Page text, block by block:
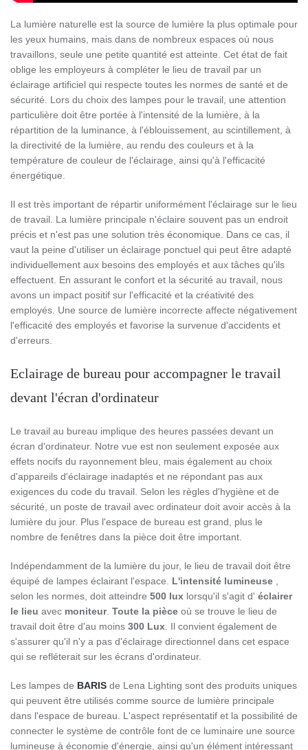
La lumière naturelle est la source de lumière la plus optimale pour
les yeux humains, mais dans de nombreux espaces où nous
travaillons, seule une petite quantité est atteinte. Cet état de fait
oblige les employeurs à compléter le lieu de travail par un
éclairage artificiel qui respecte toutes les normes de santé et de
sécurité. Lors du choix des lampes pour le travail, une attention
particulière doit être portée à l'intensité de la lumière, à la
répartition de la luminance, à l'éblouissement, au scintillement, à
la directivité de la lumière, au rendu des couleurs et à la
température de couleur de l'éclairage, ainsi qu'à l'efficacité
énergétique.
Il est très important de répartir uniformément l'éclairage sur le lieu
de travail. La lumière principale n'éclaire souvent pas un endroit
précis et n'est pas une solution très économique. Dans ce cas, il
vaut la peine d'utiliser un éclairage ponctuel qui peut être adapté
individuellement aux besoins des employés et aux tâches qu'ils
effectuent. En assurant le confort et la sécurité au travail, nous
avons un impact positif sur l'efficacité et la créativité des
employés. Une source de lumière incorrecte affecte négativement
l'efficacité des employés et favorise la survenue d'accidents et
d'erreurs.
Eclairage de bureau pour accompagner le travail
devant l'écran d'ordinateur
Le travail au bureau implique des heures passées devant un
écran d'ordinateur. Notre vue est non seulement exposée aux
effets nocifs du rayonnement bleu, mais également au choix
d'appareils d'éclairage inadaptés et ne répondant pas aux
exigences du code du travail. Selon les règles d'hygiène et de
sécurité, un poste de travail avec ordinateur doit avoir accès à la
lumière du jour. Plus l'espace de bureau est grand, plus le
nombre de fenêtres dans la pièce doit être important.
Indépendamment de la lumière du jour, le lieu de travail doit être
équipé de lampes éclairant l'espace. L'intensité lumineuse
selon les normes, doit atteindre 500 lux lorsqu'il s'agit d' éclairer
le lieu avec moniteur. Toute la pièce où se trouve le lieu de
travail doit être d'au moins 300 Lux . Il convient également de
s'assurer qu'il n'y a pas d'éclairage directionnel dans cet espace
qui se refléterait sur les écrans d'ordinateur.
Les lampes de BARIS de Lena Lighting sont des produits uniques
qui peuvent être utilisés comme source de lumière principale
dans l'espace de bureau. L'aspect représentatif et la possibilité de
connecter le système de contrôle font de ce luminaire une source
lumineuse à économie d'énergie, ainsi qu'un élément intéressant